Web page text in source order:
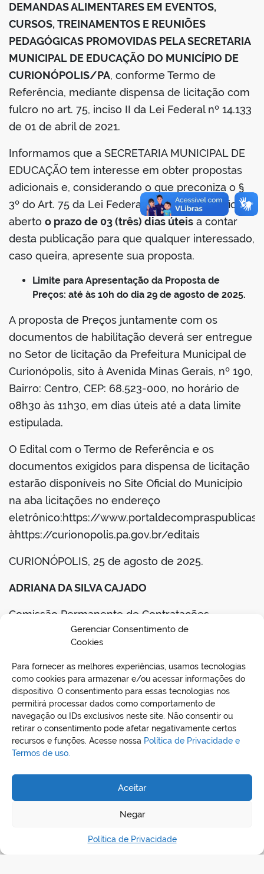
Gerenciar Consentimento de
Cookies
Para fornecer as melhores experiências, usamos tecnologias
como cookies para armazenar e/ou acessar informações do
dispositivo. O consentimento para essas tecnologias nos
permitirá processar dados como comportamento de
navegação ou IDs exclusivos neste site. Não consentir ou
retirar o consentimento pode afetar negativamente certos
recursos e funções. Acesse nossa Política de Privacidade e
Termos de uso.
Aceitar
Negar
Política de Privacidade
DEMANDAS ALIMENTARES EM EVENTOS,
CURSOS, TREINAMENTOS E REUNIÕES
PEDAGÓGICAS PROMOVIDAS PELA SECRETARIA
MUNICIPAL DE EDUCAÇÃO DO MUNICÍPIO DE
CURIONÓPOLIS/PA, conforme Termo de
Referência, mediante dispensa de licitação com
fulcro no art. 75, inciso II da Lei Federal nº 14.133
de 01 de abril de 2021.
Informamos que a SECRETARIA MUNICIPAL DE
EDUCAÇÃO tem interesse em obter propostas
adicionais e, considerando o que preconiza o §
3º do Art. 75 da Lei Federal nº 14.133/2021, fica
aberto o prazo de 03 (três) dias úteis a contar
desta publicação para que qualquer interessado,
caso queira, apresente sua proposta.
Limite para Apresentação da Proposta de
Preços: até às 10h do dia 29 de agosto de 2025.
A proposta de Preços juntamente com os
documentos de habilitação deverá ser entregue
no Setor de licitação da Prefeitura Municipal de
Curionópolis, sito à Avenida Minas Gerais, nº 190,
Bairro: Centro, CEP: 68.523-000, no horário de
08h30 às 11h30, em dias úteis até a data limite
estipulada.
O Edital com o Termo de Referência e os
documentos exigidos para dispensa de licitação
estarão disponíveis no Site Oficial do Município
na aba licitações no endereço
eletrônico:https://
àhttps://curionopolis.pa.gov.br/editais
CURIONÓPOLIS, 25 de agosto de 2025.
ADRIANA DA SILVA CAJADO
Comissão Permanente de Contratações
Portaria nº 001/2024-GP
BAIXAR EDITAL
REDES SOCIAIS